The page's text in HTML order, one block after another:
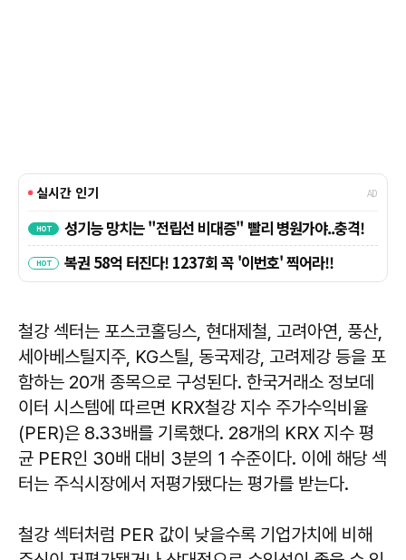
철강 섹터는 포스코홀딩스, 현대제철, 고려아연, 풍산,
세아베스틸지주, KG스틸, 동국제강, 고려제강 등을 포
함하는 20개 종목으로 구성된다. 한국거래소 정보데
이터 시스템에 따르면 KRX철강 지수 주가수익비율
(PER)은 8.33배를 기록했다. 28개의 KRX 지수 평
균 PER인 30배 대비 3분의 1 수준이다. 이에 해당 섹
터는 주식시장에서 저평가됐다는 평가를 받는다.
철강 섹터처럼 PER 값이 낮을수록 기업가치에 비해